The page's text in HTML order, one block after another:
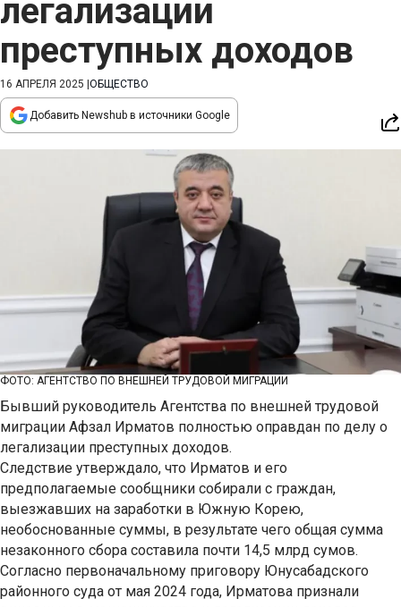
легализации
преступных доходов
16 АПРЕЛЯ 2025 ОБЩЕСТВО
Добавить Newshub в источники Google
ФОТО: АГЕНТСТВО ПО ВНЕШНЕЙ ТРУДОВОЙ МИГРАЦИИ
Бывший руководитель Агентства по внешней трудовой
миграции Афзал Ирматов полностью оправдан по делу о
легализации преступных доходов.
Следствие утверждало, что Ирматов и его
предполагаемые сообщники собирали с граждан,
выезжавших на заработки в Южную Корею,
необоснованные суммы, в результате чего общая сумма
незаконного сбора составила почти 14,5 млрд сумов.
Согласно первоначальному приговору Юнусабадского
районного суда от мая 2024 года, Ирматова признали